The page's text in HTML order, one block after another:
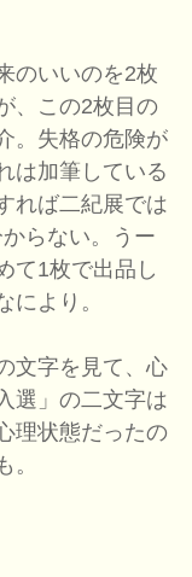
のいいのを2枚
、この2枚目の
。失格の危険が
は加筆している
れば二紀展では
らない。うー
て1枚で出品し
により。
文字を見て、心
選」の二文字は
理状態だったの
。